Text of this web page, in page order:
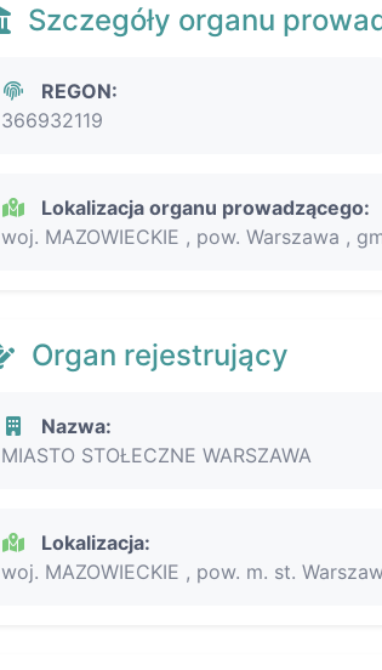
Szczegóły organu
REGON:
366932119
Lokalizacja organu prowadzącego:
woj. MAZOWIECKIE , pow. Warszawa ,
Organ rejestrujący
Nazwa:
MIASTO STOŁECZNE WARSZAWA
Lokalizacja:
woj. MAZOWIECKIE , pow. m. st.